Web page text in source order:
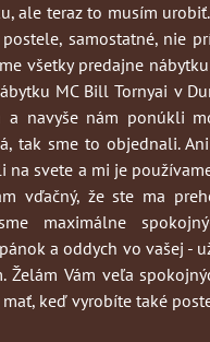
ale teraz to musím
samostatné, nie
všetky predajne
MC Bill Tornyai v
a navyše nám ponúkli
tak sme to objednali.
na svete a mi je
vďačný, že ste ma
maximálne
a oddych vo vašej -
Želám Vám veľa
keď vyrobíte také